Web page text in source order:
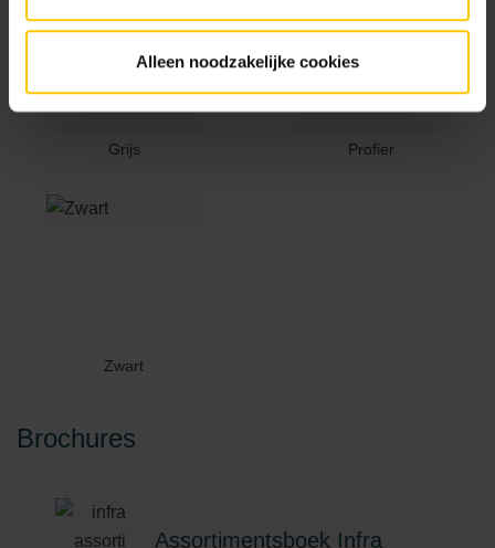
Alleen noodzakelijke cookies
Grijs Profier
Zwart
Brochures
Assortimentsboek Infra